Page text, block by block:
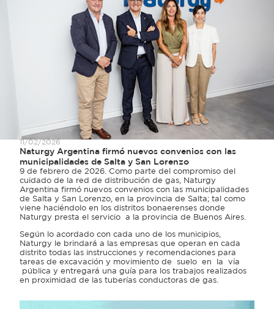
11/02/2026
Naturgy Argentina firmó nuevos convenios con las
municipalidades de Salta y San Lorenzo
9 de febrero de 2026. Como parte del compromiso del
cuidado de la red de distribución de gas, Naturgy
Argentina firmó nuevos convenios con las municipalidades
de Salta y San Lorenzo, en la provincia de Salta; tal como
viene haciéndolo en los distritos bonaerenses donde
Naturgy presta el servicio a la provincia de Buenos Aires.
Según lo acordado con cada uno de los municipios,
Naturgy le brindará a las empresas que operan en cada
distrito todas las instrucciones y recomendaciones para
tareas de excavación y movimiento de suelo en la vía
pública y entregará una guía para los trabajos realizados
en proximidad de las tuberías conductoras de gas.